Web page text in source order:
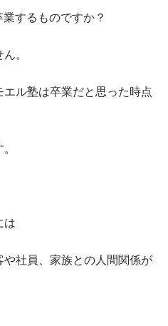
するものですか？
。
ル塾は卒業だと思った時点
社員、家族との人間関係が